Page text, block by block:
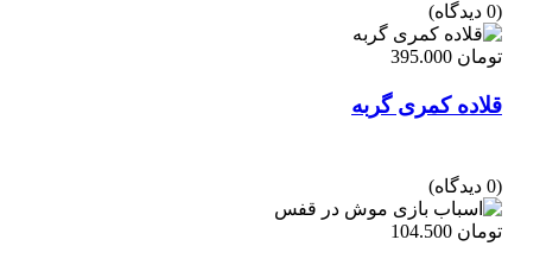
(0 دیدگاه)
تومان
قلاده کمری گربه
(0 دیدگاه)
تومان